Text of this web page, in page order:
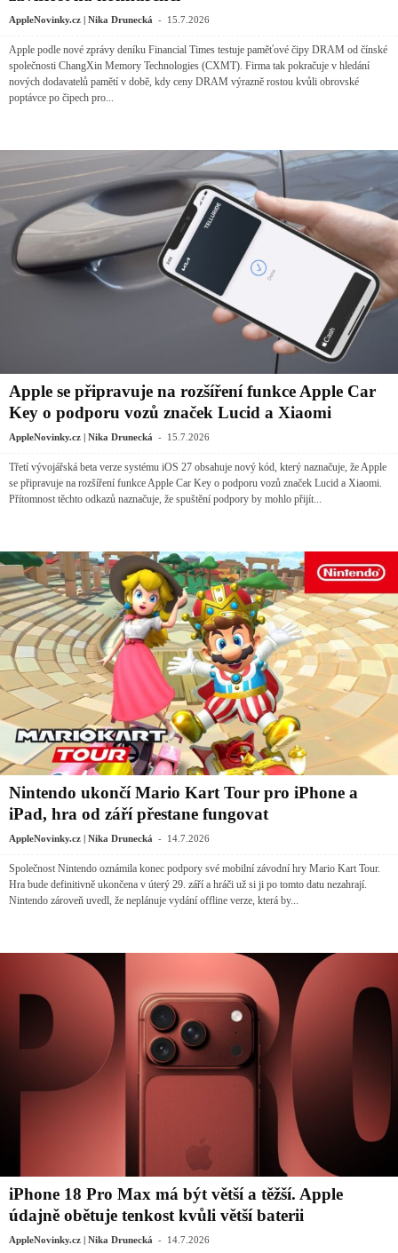
AppleNovinky.cz | Nika Drunecká - 15.7.2026
Apple podle nové zprávy deníku Financial Times testuje paměťové čipy DRAM od čínské
společnosti ChangXin Memory Technologies (CXMT). Firma tak pokračuje v hledání
nových dodavatelů pamětí v době, kdy ceny DRAM výrazně rostou kvůli obrovské
poptávce po čipech pro...
Apple se připravuje na rozšíření funkce Apple Car
Key o podporu vozů značek Lucid a Xiaomi
AppleNovinky.cz | Nika Drunecká - 15.7.2026
Třetí vývojářská beta verze systému iOS 27 obsahuje nový kód, který naznačuje, že Apple
se připravuje na rozšíření funkce Apple Car Key o podporu vozů značek Lucid a Xiaomi.
Přítomnost těchto odkazů naznačuje, že spuštění podpory by mohlo přijít...
Nintendo ukončí Mario Kart Tour pro iPhone a
iPad, hra od září přestane fungovat
AppleNovinky.cz | Nika Drunecká - 14.7.2026
Společnost Nintendo oznámila konec podpory své mobilní závodní hry Mario Kart Tour.
Hra bude definitivně ukončena v úterý 29. září a hráči už si ji po tomto datu nezahrají.
Nintendo zároveň uvedl, že neplánuje vydání offline verze, která by...
iPhone 18 Pro Max má být větší a těžší. Apple
údajně obětuje tenkost kvůli větší baterii
AppleNovinky.cz | Nika Drunecká - 14.7.2026